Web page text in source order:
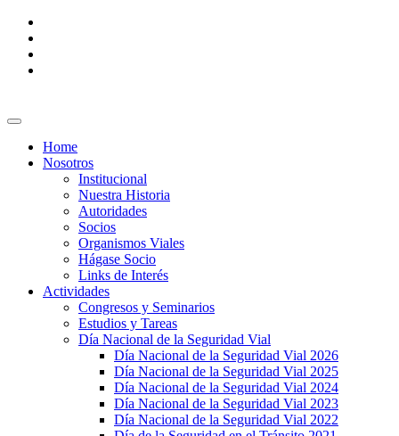
Home
Nosotros
Institucional
Nuestra Historia
Autoridades
Socios
Organismos Viales
Hágase Socio
Links de Interés
Actividades
Congresos y Seminarios
Estudios y Tareas
Día Nacional de la Seguridad Vial
Día Nacional de la Seguridad Vial 2026
Día Nacional de la Seguridad Vial 2025
Día Nacional de la Seguridad Vial 2024
Día Nacional de la Seguridad Vial 2023
Día Nacional de la Seguridad Vial 2022